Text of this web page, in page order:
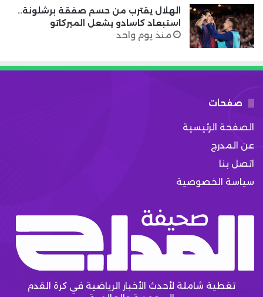
الهلال يقترب من حسم صفقة برشلونة..
استبعاد كاسادو يشعل الميركاتو
منذ يوم واحد
صفحات
الصفحة الرئيسية
عن المدرج
اتصل بنا
سياسة الخصوصية
تغطية شاملة لأحدث الأخبار الرياضية في كرة القدم